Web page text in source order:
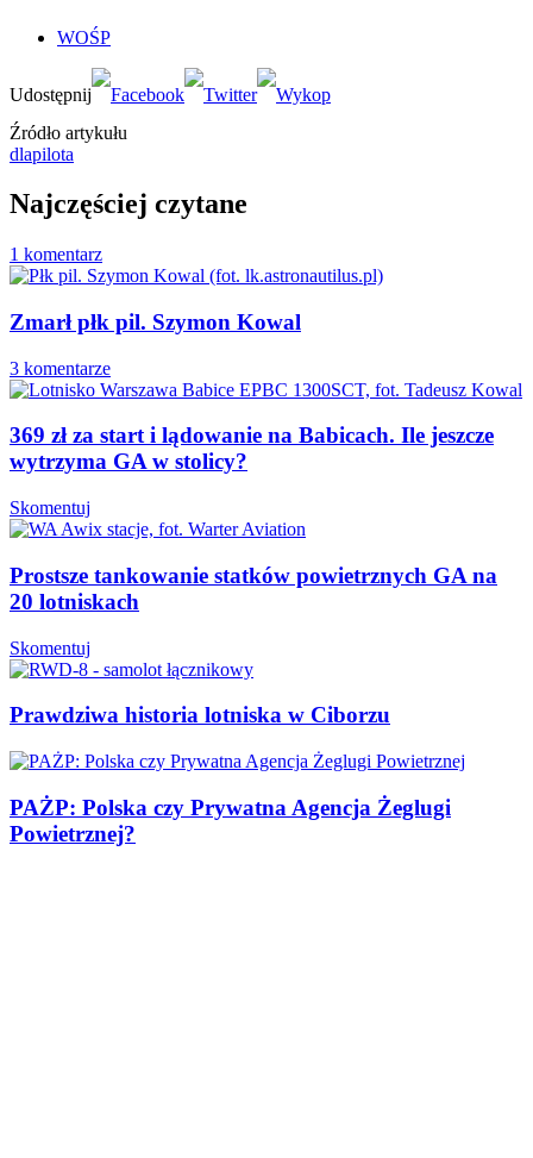
WOŚP
Źródło artykułu
dlapilota
Najczęściej czytane
1 komentarz
Zmarł płk pil. Szymon Kowal
3 komentarze
369 zł za start i lądowanie na Babicach. Ile jeszcze
wytrzyma GA w stolicy?
Skomentuj
Prostsze tankowanie statków powietrznych GA na
20 lotniskach
Skomentuj
Prawdziwa historia lotniska w Ciborzu
PAŻP: Polska czy Prywatna Agencja Żeglugi
Powietrznej?